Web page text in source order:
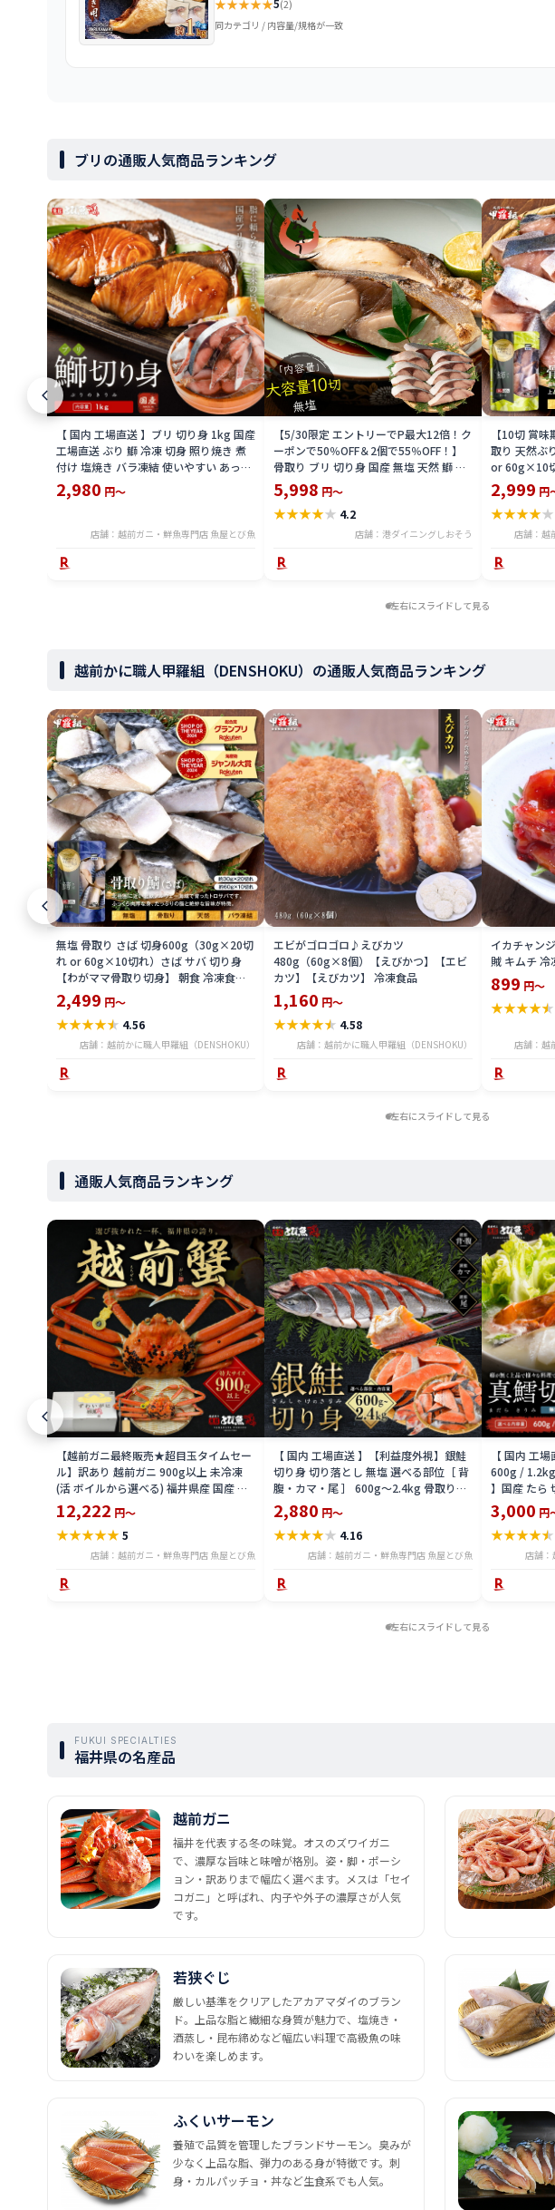
★★★★★5(2)
同カテゴリ / 内容量/規格が一致
ブリの通販人気商品ランキング
【 国内 工場直送 】ブリ 切り身 1kg 国産
工場直送 ぶり 鰤 冷凍 切身 照り焼き 煮
付け 塩焼き バラ凍結 使いやすい あっさ
り ヘルシー 大容量 家庭用 業務用 魚屋と
び魚 buri26
2,980 円～
店舗：越前ガニ・鮮魚専門店 魚屋とび魚
【5/30限定 エントリーでP最大12倍！ク
ーポンで50％OFF＆2個で55％OFF！】
骨取り ブリ 切り身 国産 無塩 天然 鰤 ぶ
り 大容量 10切れ(80g×10切) 無添加 業
務用 大盛 お徳用 海鮮 ブリ切り身 お祝い
美味しい 魚 魚介 海産物 おかず おつまみ
乾き物 酒の肴 贈り物 お取り寄
5,998 円～
★★★★★ 4.2
店舗：港ダイニングしおそう
【10切 賞
取り 天然ぶ
or 60g×10
がママ骨取
食品
2,999 円
★★★★★
店舗：越
左右にスライドして見る
越前かに職人甲羅組（DENSHOKU）の通販人気商品ランキング
無塩 骨取り さば 切身600g（30g×20切
れ or 60g×10切れ）さば サバ 切り身
【わがママ骨取り切身】 朝食 冷凍食品
【P】
2,499 円～
★★★★★ 4.56
店舗：越前かに職人甲羅組（DENSHOKU）
エビがゴロゴロ♪えびカツ
480g（60g×8個）【えびかつ】【エビ
カツ】【えびカツ】 冷凍食品
1,160 円～
★★★★★ 4.58
店舗：越前かに職人甲羅組（DENSHOKU）
イカチャン
賊 キムチ 冷
899 円～
★★★★★
店舗：越
左右にスライドして見る
通販人気商品ランキング
【越前ガニ最終販売★超目玉タイムセー
ル】訳あり 越前ガニ 900g以上 未冷凍
(活 ボイルから選べる) 福井県産 国産 産
地直送 脚折れ 訳ありカニ 越前がに ズワ
イガニ 越前 かに 送料無料 etz-900w
12,222 円～
★★★★★5
店舗：越前ガニ・鮮魚専門店 魚屋とび魚
【 国内 工場直送 】【利益度外視】銀鮭
切り身 切り落とし 無塩 選べる部位［ 背
腹・カマ・尾 ］ 600g〜2.4kg 骨取り・
骨無し 骨あり 切り落とし 骨取り・骨無
し 切身 ses2301-12ka
2,880 円～
★★★★★ 4.16
店舗：越前ガニ・鮮魚専門店 魚屋とび魚
【 国内 工
600g /
】国産 たら
骨抜き 鍋 フ
tar2306-
3,000 円
★★★★★
店舗：
左右にスライドして見る
FUKUI SPECIALTIES
福井県の名産品
越前ガニ
福井を代表する冬の味覚。オスのズワイガニ
で、濃厚な旨味と味噌が格別。姿・脚・ポーシ
ョン・訳ありまで幅広く選べます。メスは「セイ
コガニ」と呼ばれ、内子や外子の濃厚さが人気
です。
若狭ぐじ
厳しい基準をクリアしたアカアマダイのブラン
ド。上品な脂と繊細な身質が魅力で、塩焼き・
酒蒸し・昆布締めなど幅広い料理で高級魚の味
わいを楽しめます。
ふくいサーモン
養殖で品質を管理したブランドサーモン。臭みが
少なく上品な脂、弾力のある身が特徴です。刺
身・カルパッチョ・丼など生食系でも人気。